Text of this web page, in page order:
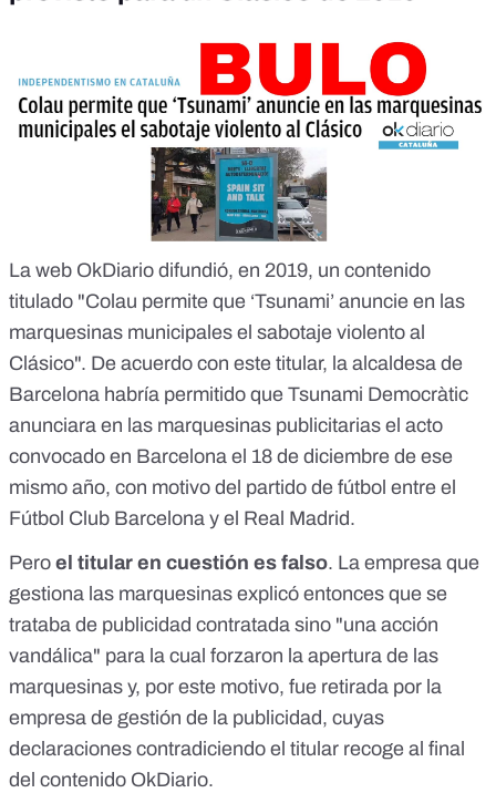
La web OkDiario difundió, en 2019, un contenido
titulado "Colau permite que ‘Tsunami’ anuncie en las
marquesinas municipales el sabotaje violento al
Clásico". De acuerdo con este titular, la alcaldesa de
Barcelona habría permitido que Tsunami Democràtic
anunciara en las marquesinas publicitarias el acto
convocado en Barcelona el 18 de diciembre de ese
mismo año, con motivo del partido de fútbol entre el
Fútbol Club Barcelona y el Real Madrid.
Pero el titular en cuestión es falso. La empresa que
gestiona las marquesinas explicó entonces que se
trataba de publicidad contratada sino "una acción
vandálica" para la cual forzaron la apertura de las
marquesinas y, por este motivo, fue retirada por la
empresa de gestión de la publicidad, cuyas
declaraciones contradiciendo el titular recoge al final
del contenido OkDiario.